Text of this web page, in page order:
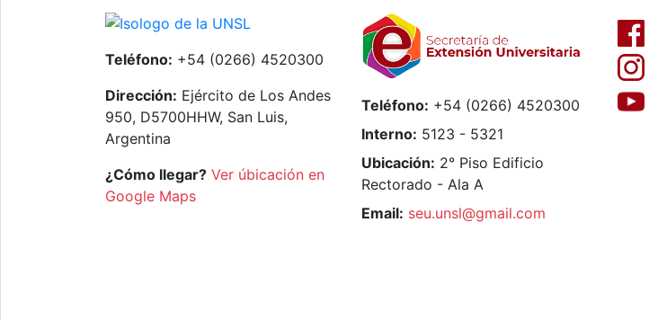
Teléfono: +54 (0266) 4520300
Dirección: Ejército de Los Andes
950, D5700HHW, San Luis,
Argentina
¿Cómo llegar? Ver úbicación en
Google Maps
Teléfono: +54 (0266) 4520300
Interno: 5123 - 5321
Ubicación: 2° Piso Edificio
Rectorado - Ala A
Email: seu.unsl@gmail.com